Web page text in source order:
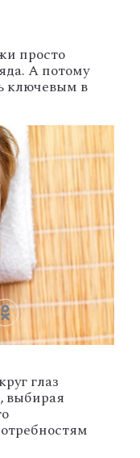
просто
А потому
ключевым в
глаз
выбирая